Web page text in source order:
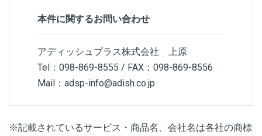
本件に関するお問い合わせ
アディッシュプラス株式会社 上原
Tel：098-869-8555 / FAX：098-869-8556
Mail：adsp-info@adish.co.jp
※記載されているサービス・商品名、会社名は各社の商標